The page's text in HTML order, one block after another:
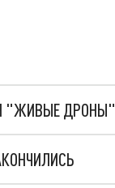
"ЖИВЫЕ ДРОНЫ"